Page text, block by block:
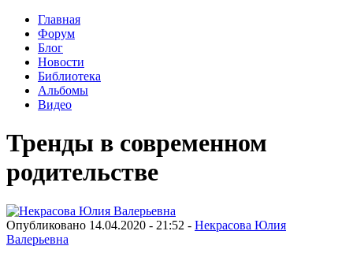
Главная
Форум
Блог
Новости
Библиотека
Альбомы
Видео
Тренды в современном
родительстве
Опубликовано 14.04.2020 - 21:52 - Некрасова Юлия
Валерьевна